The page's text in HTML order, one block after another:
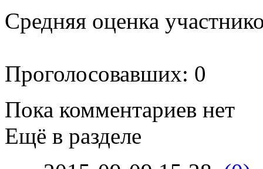
Средняя оценка
Проголосовавших: 0
Пока комментариев нет
Ещё в разделе